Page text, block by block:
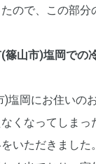
ので、この部
篠山市)塩岡での
)塩岡にお住いの
くなってしまっ
いただきまし